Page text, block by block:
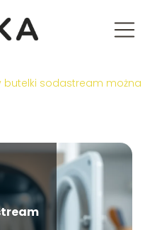
butelki sodastream można